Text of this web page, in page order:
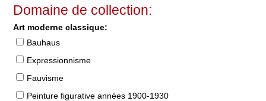
Domaine de collection:
Art moderne classique:
Bauhaus
Expressionnisme
Fauvisme
Peinture figurative années 1900-1930